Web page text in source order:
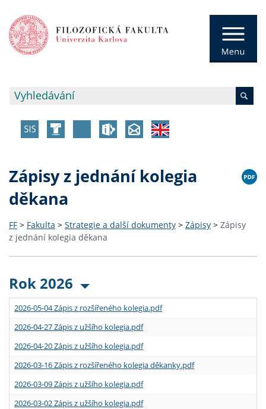
Zápisy z jednání kolegia
děkana
FF > Fakulta > Strategie a další dokumenty > Zápisy > Zápisy
z jednání kolegia děkana
Rok 2026
2026-05-04 Zápis z rozšířeného kolegia.pdf
2026-04-27 Zápis z užšího kolegia.pdf
2026-04-20 Zápis z užšího kolegia.pdf
2026-03-16 Zápis z rozšířeného kolegia děkanky.pdf
2026-03-09 Zápis z užšího kolegia.pdf
2026-03-02 Zápis z užšího kolegia.pdf